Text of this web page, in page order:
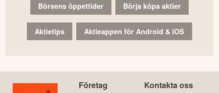
Börsens öppettider Börja köpa aktier
Aktietips Aktieappen för Android & iOS
Företag Kontakta oss